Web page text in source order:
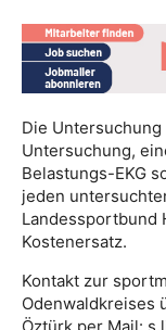
Die
Untersuchung,
Belastungs-EKG
jeden
Landessportbund
Kostenersatz.
Kontakt zur
Odenwaldkreises